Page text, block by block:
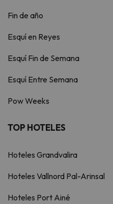
Fin de año
Esquí en Reyes
Esquí Fin de Semana
Esquí Entre Semana
Pow Weeks
TOP HOTELES
Hoteles Grandvalira
Hoteles Vallnord Pal-Arinsal
Hoteles Port Ainé